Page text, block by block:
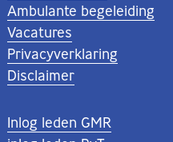
Ambulante begeleiding
Vacatures
Privacyverklaring
Disclaimer
Inlog leden GMR